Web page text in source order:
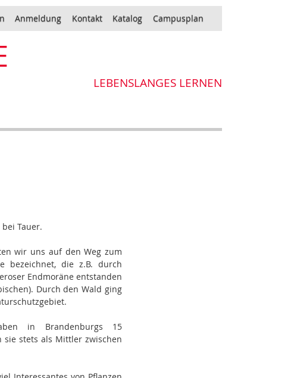
Anmeldung Kontakt Katalog Campusplan
LEBENSLANGES LERNEN
Tauer.
wir uns auf den Weg zum
bezeichnet, die z.B. durch
Endmoräne entstanden
Durch den Wald ging
in Brandenburgs 15
stets als Mittler zwischen